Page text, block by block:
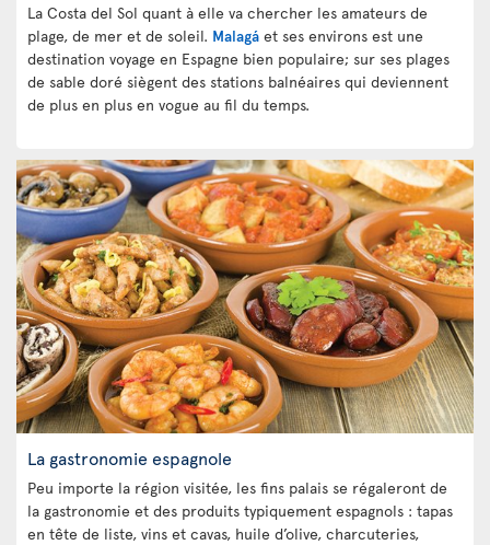
La Costa del Sol quant à elle va chercher les amateurs de
plage, de mer et de soleil. Malagá et ses environs est une
destination voyage en Espagne bien populaire; sur ses plages
de sable doré siègent des stations balnéaires qui deviennent
de plus en plus en vogue au fil du temps.
La gastronomie espagnole
Peu importe la région visitée, les fins palais se régaleront de
la gastronomie et des produits typiquement espagnols : tapas
en tête de liste, vins et cavas, huile d’olive, charcuteries,